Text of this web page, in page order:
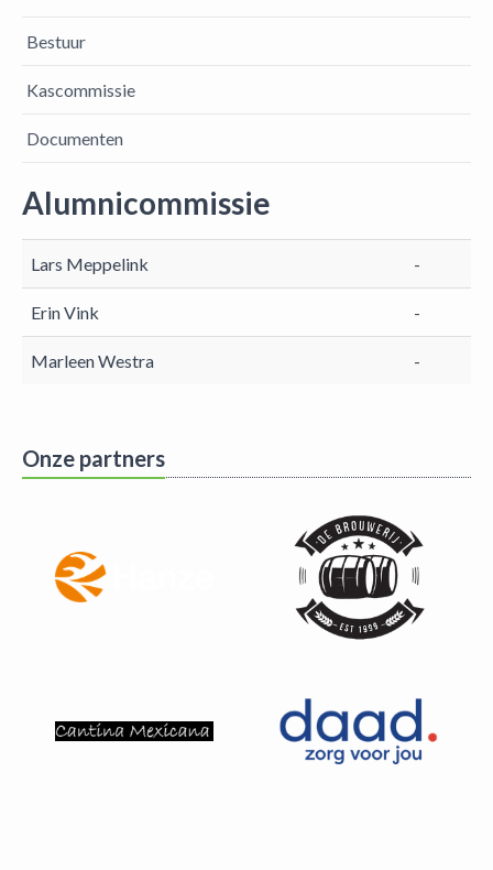
Bestuur
Kascommissie
Documenten
Alumnicommissie
Lars Meppelink -
Erin Vink -
Marleen Westra -
Onze partners